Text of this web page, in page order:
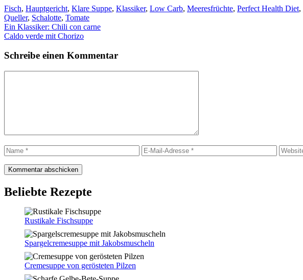
Kategorien
Fisch, Hauptgericht, Klare Suppe, Klassiker, Low Carb, Meeresfrüchte, Perfect Health Diet,
Queller, Schalotte, Tomate
Ein Klassiker: Chili con carne
Caldo verde mit Chorizo
Schreibe einen Kommentar
Name
E-
Mail-
Beliebte Rezepte
Rustikale Fischsuppe
Spargelcremesuppe mit Jakobsmuscheln
Cremesuppe von gerösteten Pilzen